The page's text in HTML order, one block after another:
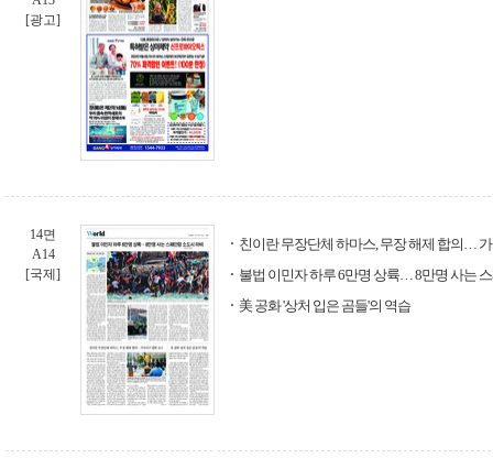
[광고]
14면
A14
[국제]
친이란 무장단체 하마스, 무장 해제 합의…
불법 이민자 하루 6만명 상륙… 8만명 사는
美 공화 '상처 입은 곰들'의 역습